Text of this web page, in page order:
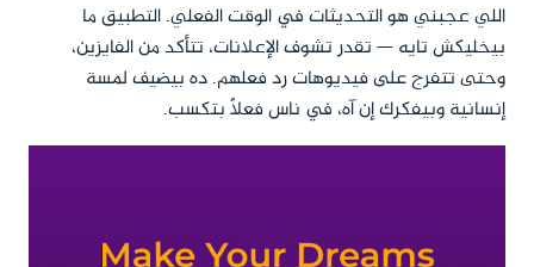
اللي عجبني هو التحديثات في الوقت الفعلي. التطبيق ما
بيخليكش تايه — تقدر تشوف الإعلانات، تتأكد من الفايزين،
وحتى تتفرج على فيديوهات رد فعلهم. ده بيضيف لمسة
إنسانية وبيفكرك إن آه، في ناس فعلًا بتكسب.